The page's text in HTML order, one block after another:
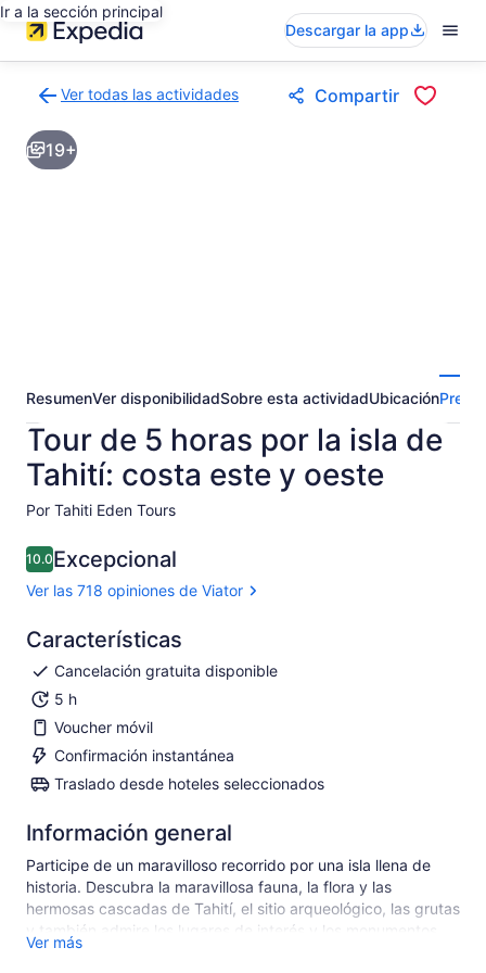
Ir a la sección principal
Descargar la app
Ver todas las actividades
a
la
página
Compartir
19+
ResumenVer disponibilidadSobre esta actividadUbicación
Tour de 5 horas por la isla de
Tahití: costa este y oeste
Por Tahiti Eden Tours
10.010.0 de 10
Excepcional
Ver las 718 opiniones de Viator
Características
Cancelación gratuita disponible
5 h
Voucher móvil
Confirmación instantánea
Traslado desde hoteles seleccionados
Información general
Participe de un maravilloso recorrido por una isla llena de
historia. Descubra la maravillosa fauna, la flora y las
hermosas cascadas de Tahití, el sitio arqueológico, las grutas
y también admire los lugares de interés y los monumentos
del Capitán Cook y el Capitán Bligh en Venus Point.
Ver más